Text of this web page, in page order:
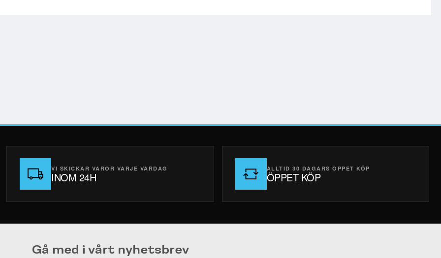
VI SKICKAR VAROR VARJE VARDAG
INOM 24H
ALLTID 30 DAGARS ÖPPET KÖP
ÖPPET KÖP
Gå med i vårt nyhetsbrev